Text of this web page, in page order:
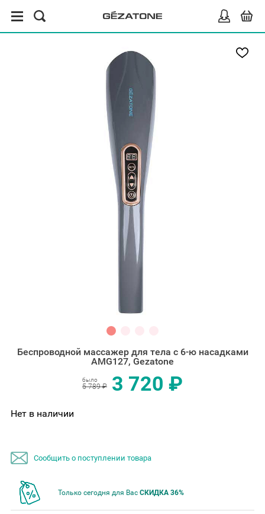
Беспроводной массажер для тела с 6-ю насадками
AMG127, Gezatone
было
5 789 ₽ 3 720 ₽
Нет в наличии
Сообщить о поступлении товара
Только сегодня для Вас СКИДКА 36%